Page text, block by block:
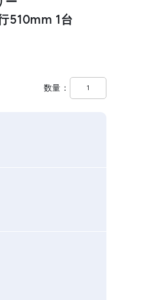
510mm 1台
数量